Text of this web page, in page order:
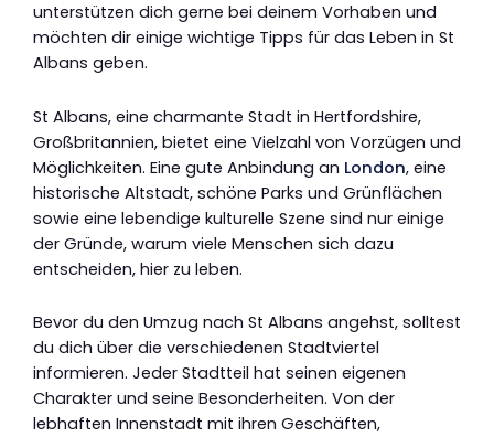
unterstützen dich gerne bei deinem Vorhaben und
möchten dir einige wichtige Tipps für das Leben in St
Albans geben.
St Albans, eine charmante Stadt in Hertfordshire,
Großbritannien, bietet eine Vielzahl von Vorzügen und
Möglichkeiten. Eine gute Anbindung an London, eine
historische Altstadt, schöne Parks und Grünflächen
sowie eine lebendige kulturelle Szene sind nur einige
der Gründe, warum viele Menschen sich dazu
entscheiden, hier zu leben.
Bevor du den Umzug nach St Albans angehst, solltest
du dich über die verschiedenen Stadtviertel
informieren. Jeder Stadtteil hat seinen eigenen
Charakter und seine Besonderheiten. Von der
lebhaften Innenstadt mit ihren Geschäften,